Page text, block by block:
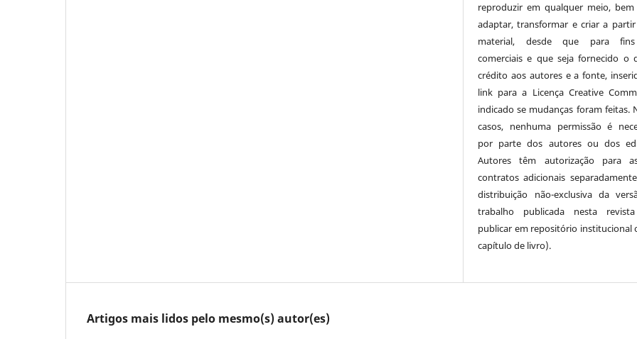
reproduzir em qualquer meio,
adaptar, transformar e criar a
material, desde que para
comerciais e que seja fornecido o
crédito aos autores e a fonte,
link para a Licença Creative
indicado se mudanças foram feitas.
casos, nenhuma permissão é
por parte dos autores ou dos
Autores têm autorização para
contratos adicionais
distribuição não-exclusiva da
trabalho publicada nesta
publicar em repositório institucional
capítulo de livro).
Artigos mais lidos pelo mesmo(s) autor(es)